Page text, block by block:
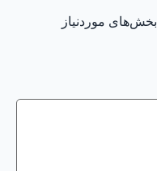
بخش‌های موردنیاز